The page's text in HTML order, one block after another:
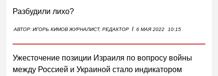
Разбудили лихо?
АВТОР:ИГОРЬ КИМОВЖУРНАЛИСТ, РЕДАКТОР I 6 МАЯ 2022 10:15
Ужесточение позиции Израиля по вопросу войны
между Россией и Украиной стало индикатором